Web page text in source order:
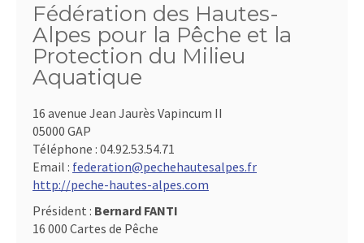
Fédération des Hautes-
Alpes pour la Pêche et la
Protection du Milieu
Aquatique
16 avenue Jean Jaurès Vapincum II
05000 GAP
Téléphone : 04.92.53.54.71
Email : federation@pechehautesalpes.fr
http://peche-hautes-alpes.com
Président : Bernard FANTI
16 000 Cartes de Pêche